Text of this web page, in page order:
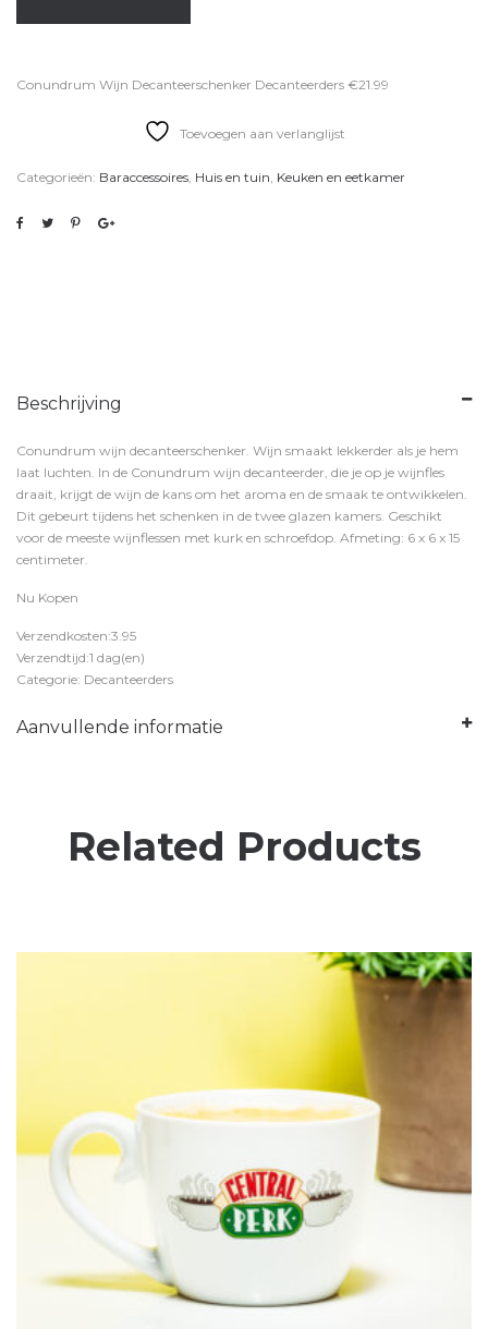
Conundrum Wijn Decanteerschenker Decanteerders €21.99
Toevoegen aan verlanglijst
Categorieën: Baraccessoires, Huis en tuin, Keuken en eetkamer
Beschrijving
Conundrum wijn decanteerschenker. Wijn smaakt lekkerder als je hem
laat luchten. In de Conundrum wijn decanteerder, die je op je wijnfles
draait, krijgt de wijn de kans om het aroma en de smaak te ontwikkelen.
Dit gebeurt tijdens het schenken in de twee glazen kamers. Geschikt
voor de meeste wijnflessen met kurk en schroefdop. Afmeting: 6 x 6 x 15
centimeter.
Nu Kopen
Verzendkosten:3.95
Verzendtijd:1 dag(en)
Categorie: Decanteerders
Aanvullende informatie
Related Products